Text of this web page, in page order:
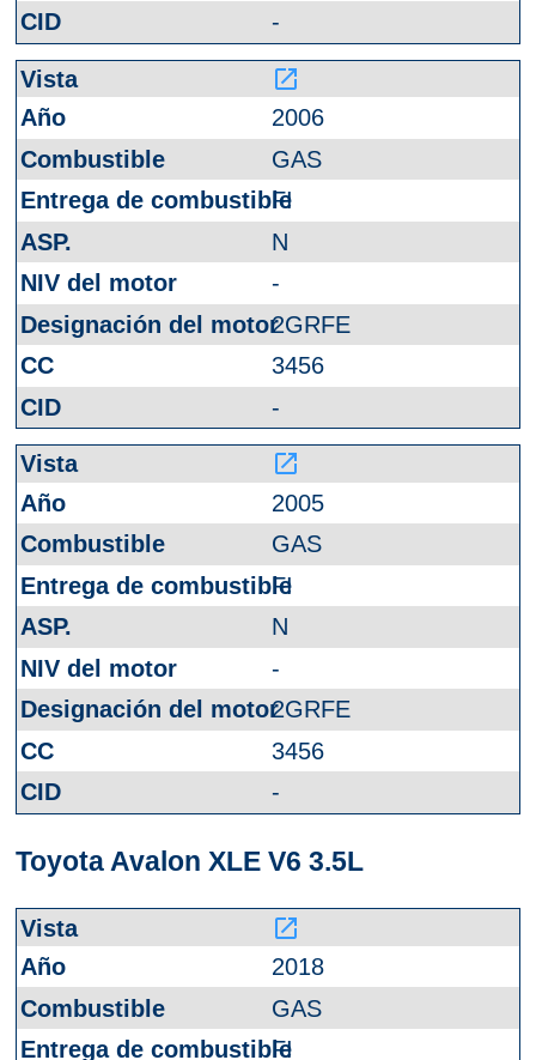
-
launch
2006
GAS
FI
N
-
2GRFE
3456
-
launch
2005
GAS
FI
N
-
2GRFE
3456
-
Toyota Avalon XLE V6 3.5L
launch
2018
GAS
FI